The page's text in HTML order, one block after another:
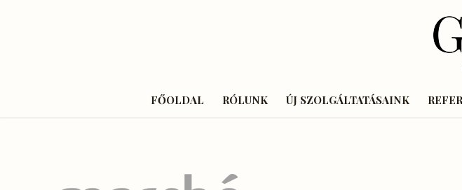
FŐOLDAL RÓLUNK ÚJ SZOLGÁLTATÁSAINK